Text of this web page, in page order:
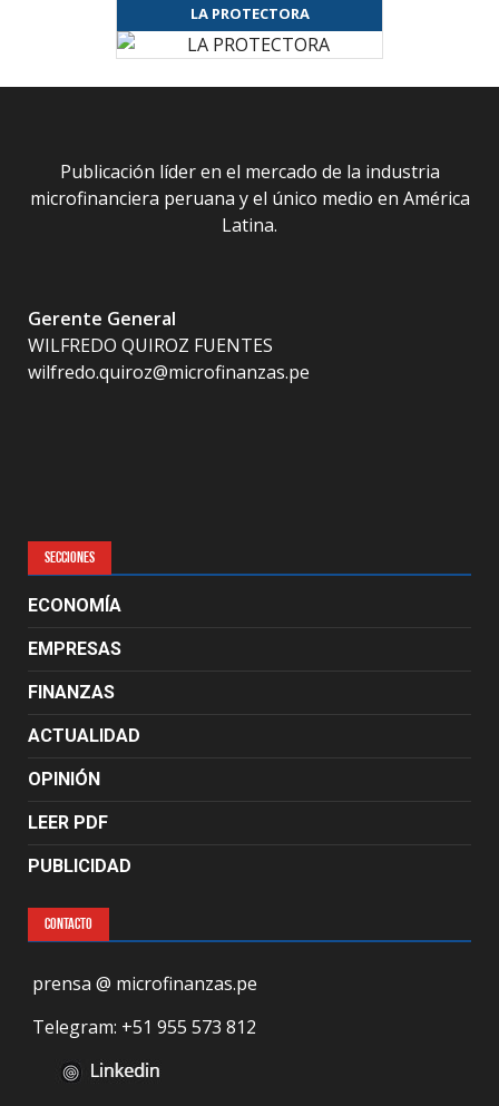
LA PROTECTORA
Publicación líder en el mercado de la industria
microfinanciera peruana y el único medio en América
Latina.
Gerente General
WILFREDO QUIROZ FUENTES
wilfredo.quiroz@microfinanzas.pe
SECCIONES
ECONOMÍA
EMPRESAS
FINANZAS
ACTUALIDAD
OPINIÓN
LEER PDF
PUBLICIDAD
CONTACTO
prensa @ microfinanzas.pe
Telegram: +51 955 573 812